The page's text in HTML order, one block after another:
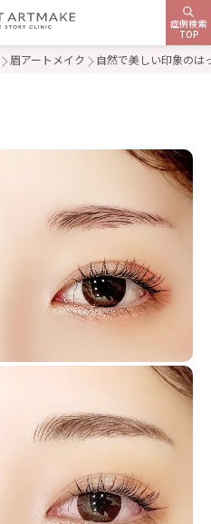
症例検索
TOP
眉アートメイク 自然で美しい印象のは